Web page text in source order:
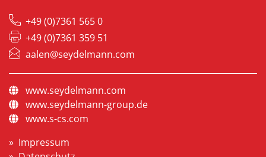
+49 (0)7361 565 0
+49 (0)7361 359 51
aalen@seydelmann.com
www.seydelmann.com
www.seydelmann-group.de
www.s-cs.com
Impressum